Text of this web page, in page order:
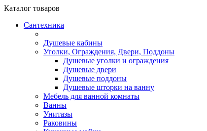
Каталог товаров
Сантехника
Душевые кабины
Уголки, Ограждения, Двери, Поддоны
Душевые уголки и ограждения
Душевые двери
Душевые поддоны
Душевые шторки на ванну
Мебель для ванной комнаты
Ванны
Унитазы
Раковины